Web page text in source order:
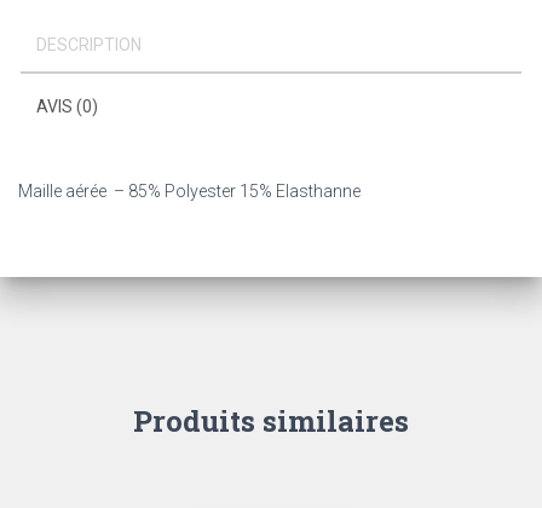
DESCRIPTION
AVIS (0)
Maille aérée – 85% Polyester 15% Elasthanne
Produits similaires